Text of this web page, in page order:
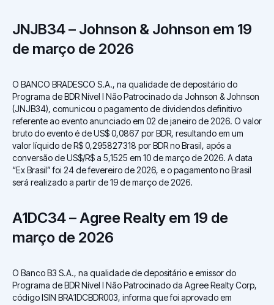
JNJB34 – Johnson & Johnson em 19
de março de 2026
O BANCO BRADESCO S.A., na qualidade de depositário do
Programa de BDR Nível I Não Patrocinado da Johnson & Johnson
(JNJB34), comunicou o pagamento de dividendos definitivo
referente ao evento anunciado em 02 de janeiro de 2026. O valor
bruto do evento é de US$ 0,0867 por BDR, resultando em um
valor líquido de R$ 0,295827318 por BDR no Brasil, após a
conversão de US$/R$ a 5,1525 em 10 de março de 2026. A data
“Ex Brasil” foi 24 de fevereiro de 2026, e o pagamento no Brasil
será realizado a partir de 19 de março de 2026.
A1DC34 – Agree Realty em 19 de
março de 2026
O Banco B3 S.A., na qualidade de depositário e emissor do
Programa de BDR Nível I Não Patrocinado da Agree Realty Corp,
código ISIN BRA1DCBDR003, informa que foi aprovado em